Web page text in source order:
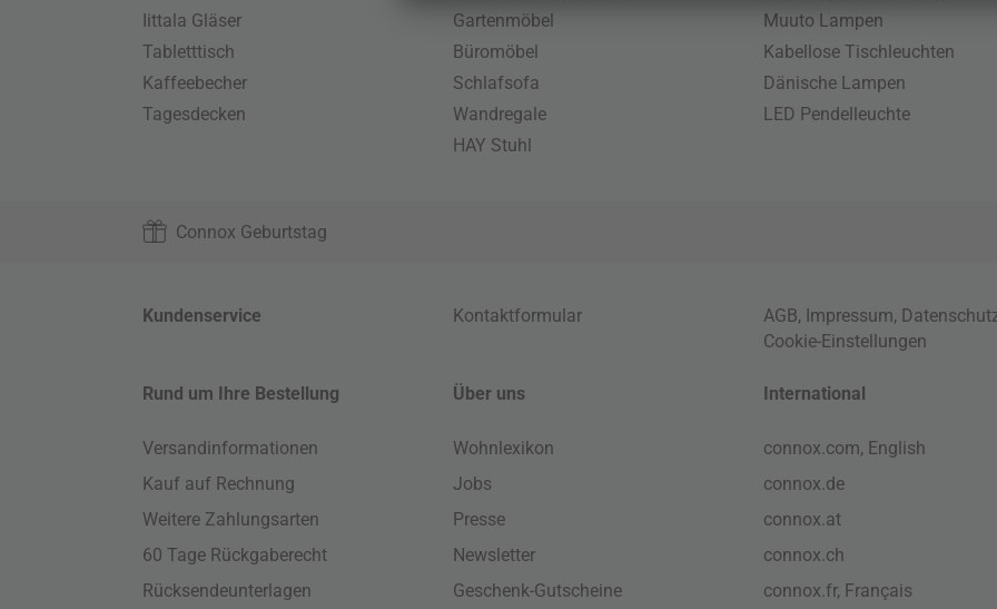
Iittala Gläser
Tabletttisch
Kaffeebecher
Tagesdecken
Gartenmöbel
Büromöbel
Schlafsofa
Wandregale
HAY Stuhl
Muuto Lampen
Kabellose Tischleuchten
Dänische Lampen
LED Pendelleuchte
Connox Geburtstag
Kundenservice Kontaktformular AGB, Impressum,
Cookie-Einstellungen
Rund um Ihre Bestellung
Versandinformationen
Kauf auf Rechnung
Weitere Zahlungsarten
60 Tage Rückgaberecht
Rücksendeunterlagen
Über uns
Wohnlexikon
Jobs
Presse
Newsletter
Geschenk-Gutscheine
International
connox.com, English
connox.de
connox.at
connox.ch
connox.fr, Français